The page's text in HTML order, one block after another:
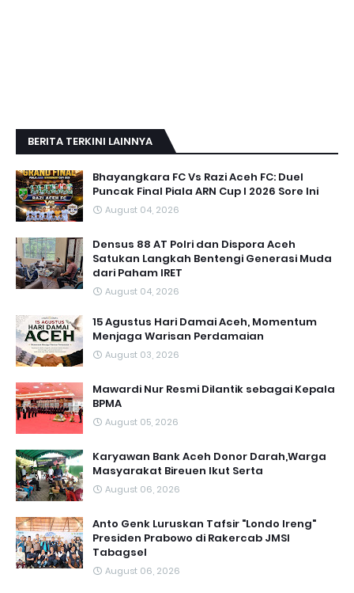
BERITA TERKINI LAINNYA
Bhayangkara FC Vs Razi Aceh FC: Duel
Puncak Final Piala ARN Cup I 2026 Sore Ini
August 04, 2026
Densus 88 AT Polri dan Dispora Aceh
Satukan Langkah Bentengi Generasi Muda
dari Paham IRET
August 04, 2026
15 Agustus Hari Damai Aceh, Momentum
Menjaga Warisan Perdamaian
August 03, 2026
Mawardi Nur Resmi Dilantik sebagai Kepala
BPMA
August 05, 2026
Karyawan Bank Aceh Donor Darah,Warga
Masyarakat Bireuen Ikut Serta
August 06, 2026
Anto Genk Luruskan Tafsir "Londo Ireng"
Presiden Prabowo di Rakercab JMSI
Tabagsel
August 06, 2026